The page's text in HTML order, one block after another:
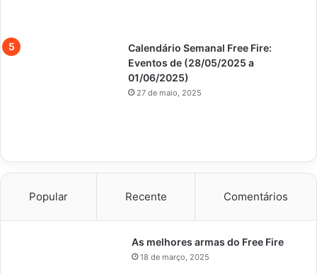
Calendário Semanal Free Fire:
Eventos de (28/05/2025 a
01/06/2025)
27 de maio, 2025
Popular Recente Comentários
As melhores armas do Free Fire
18 de março, 2025